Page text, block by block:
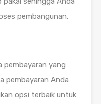
pembangunan.
pembayaran yang
pembayaran Anda
opsi terbaik untuk